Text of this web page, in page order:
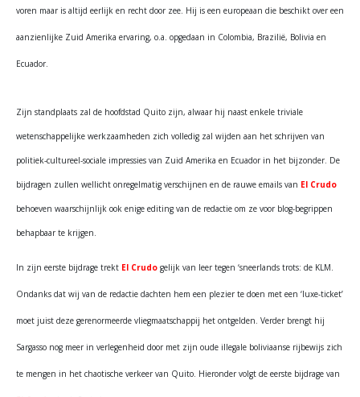
voren maar is altijd eerlijk en recht door zee. Hij is een europeaan die beschikt over een
aanzienlijke Zuid Amerika ervaring, o.a. opgedaan in Colombia, Brazilië, Bolivia en
Ecuador.
Zijn standplaats zal de hoofdstad Quito zijn, alwaar hij naast enkele triviale
wetenschappelijke werkzaamheden zich volledig zal wijden aan het schrijven van
politiek-cultureel-sociale impressies van Zuid Amerika en Ecuador in het bijzonder. De
bijdragen zullen wellicht onregelmatig verschijnen en de rauwe emails van El Crudo
behoeven waarschijnlijk ook enige editing van de redactie om ze voor blog-begrippen
behapbaar te krijgen.
In zijn eerste bijdrage trekt El Crudo gelijk van leer tegen ‘sneerlands trots: de KLM.
Ondanks dat wij van de redactie dachten hem een plezier te doen met een ‘luxe-ticket’
moet juist deze gerenormeerde vliegmaatschappij het ontgelden. Verder brengt hij
Sargasso nog meer in verlegenheid door met zijn oude illegale boliviaanse rijbewijs zich
te mengen in het chaotische verkeer van Quito. Hieronder volgt de eerste bijdrage van